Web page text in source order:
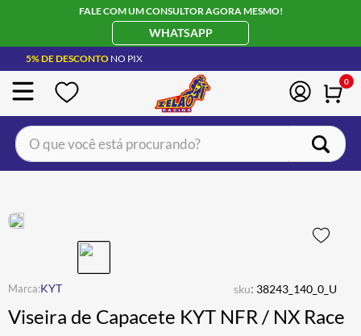
FALE COM UM CONSULTOR AGORA MESMO!
WHATSAPP
5% DE DESCONTO NO PIX
0
O que você está procurando?
KYT sku: 38243_140_0_U
Viseira de Capacete KYT NFR / NX Race
JAQUETA
4º ÓCULOS SOLAR
5º LUVA